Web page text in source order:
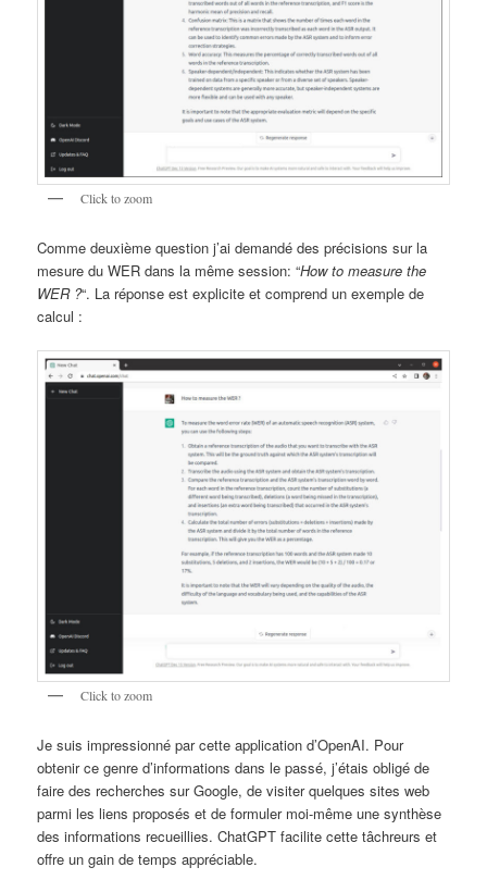
Click to zoom
Comme deuxième question j’ai demandé des précisions sur la
mesure du WER dans la même session: “How to measure the
WER ?“. La réponse est explicite et comprend un exemple de
calcul :
Click to zoom
Je suis impressionné par cette application d’OpenAI. Pour
obtenir ce genre d’informations dans le passé, j’étais obligé de
faire des recherches sur Google, de visiter quelques sites web
parmi les liens proposés et de formuler moi-même une synthèse
des informations recueillies. ChatGPT facilite cette tâchreurs et
offre un gain de temps appréciable.